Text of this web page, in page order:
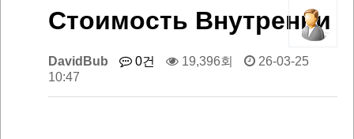
Стоимость Внутренни
DavidBub 0건 19,396회
26-03-25
10:47